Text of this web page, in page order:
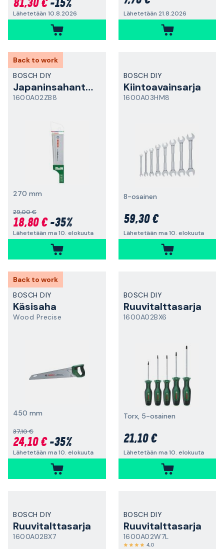
81,30 €-15%
Lähetetään 10.8.2026 Lähetetään 21.8.2026
Back to work
BOSCH DIY
Japaninsahanterä
1600A02ZB8
270 mm
29,00 €
18,80 €-35%
Lähetetään ma 10. elokuuta
BOSCH DIY
Kiintoavainsarja
1600A03HM8
8-osainen
59,30 €
Lähetetään ma 10. elokuuta
Back to work
BOSCH DIY
Käsisaha
Wood Precise
450 mm
37,10 €
24,10 €-35%
Lähetetään ma 10. elokuuta
BOSCH DIY
Ruuvitalttasarja
1600A02BX6
Torx, 5-osainen
21,10 €
Lähetetään ma 10. elokuuta
BOSCH DIY
Ruuvitalttasarja
1600A02BX7
BOSCH DIY
Ruuvitalttasarja
1600A02W7L
4,0